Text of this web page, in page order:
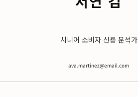
시니어 소비자 신용 분석가
ava.martinez@email.com